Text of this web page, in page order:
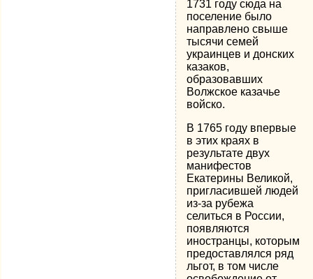
1731 году сюда на
поселение было
направлено свыше
тысячи семей
украинцев и донских
казаков,
образовавших
Волжское казачье
войско.
В 1765 году впервые
в этих краях в
результате двух
манифестов
Екатерины Великой,
пригласившей людей
из-за рубежа
селиться в России,
появляются
иностранцы, которым
предоставлялся ряд
льгот, в том числе